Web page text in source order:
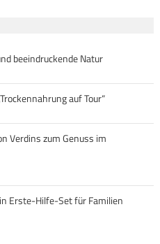
beeindruckende Natur
auf Tour“
Verdins zum Genuss im
Erste-Hilfe-Set für Familien